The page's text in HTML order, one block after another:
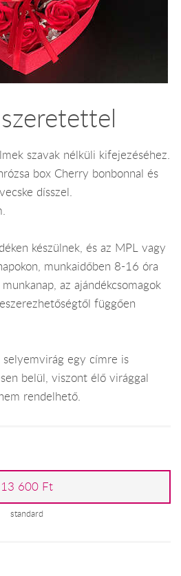
szavak nélküli kifejezéséhez.
box Cherry bonbonnal és
dísszel.
készülnek, és az MPL vagy
munkaidőben 8-16 óra
az ajándékcsomagok
függően
selyemvirág egy címre is
belül, viszont élő virággal
rendelhető.
13 600 Ft
standard